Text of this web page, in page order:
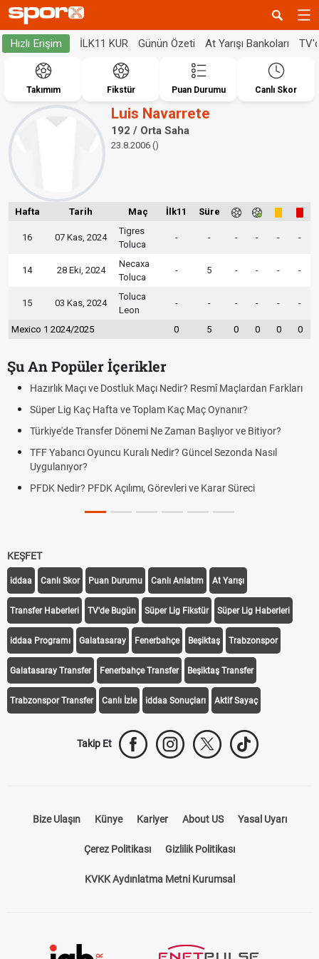
Hızlı Erişim İLK11 KUR Günün Özeti At Yarışı Bankoları
Takımım Fikstür Puan Durumu Canlı Skor
Luis Navarrete
192 / Orta Saha
23.8.2006 ()
Hafta Tarih Maç İlk11 Süre
16 07 Kas, 2024
Tigres
Toluca
- - - - - -
14 28 Eki, 2024
Necaxa
Toluca
- 5 - - - -
15 03 Kas, 2024
Toluca
Leon
- - - - - -
Mexico 1 2024/2025 0 5 0 0 0 0
Şu An Popüler İçerikler
Hazırlık Maçı ve Dostluk Maçı Nedir? Resmî Maçlardan Farkları
Süper Lig Kaç Hafta ve Toplam Kaç Maç Oynanır?
Türkiye'de Transfer Dönemi Ne Zaman Başlıyor ve Bitiyor?
TFF Yabancı Oyuncu Kuralı Nedir? Güncel Sezonda Nasıl
Uygulanıyor?
PFDK Nedir? PFDK Açılımı, Görevleri ve Karar Süreci
KEŞFET
iddaa Canlı Skor Puan Durumu Canlı Anlatım At Yarışı
Transfer Haberleri TV'de Bugün Süper Lig Fikstür Süper Lig Haberleri
iddaa Programı Galatasaray Fenerbahçe Beşiktaş Trabzonspor
Galatasaray Transfer Fenerbahçe Transfer Beşiktaş Transfer
Trabzonspor Transfer Canlı İzle iddaa Sonuçları Aktif Sayaç
Takip Et
Bize Ulaşın Künye Kariyer About US Yasal Uyarı
Çerez Politikası Gizlilik Politikası
KVKK Aydınlatma Metni Kurumsal